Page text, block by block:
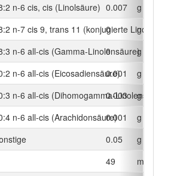
n-6 cis, cis (Linolsäure) 0.007
g
n-7 cis 9, trans 11 (konjugierte Linolsäure)
0
g
n-6 all-cis (Gamma-Linolensäure)
0
g
n-6 all-cis (Eicosadiensäure)
0.001
g
n-6 all-cis (Dihomogamma-Linolensäure)
0.003
g
n-6 all-cis (Arachidonsäure)
0.001
g
0.05
g
49
mg